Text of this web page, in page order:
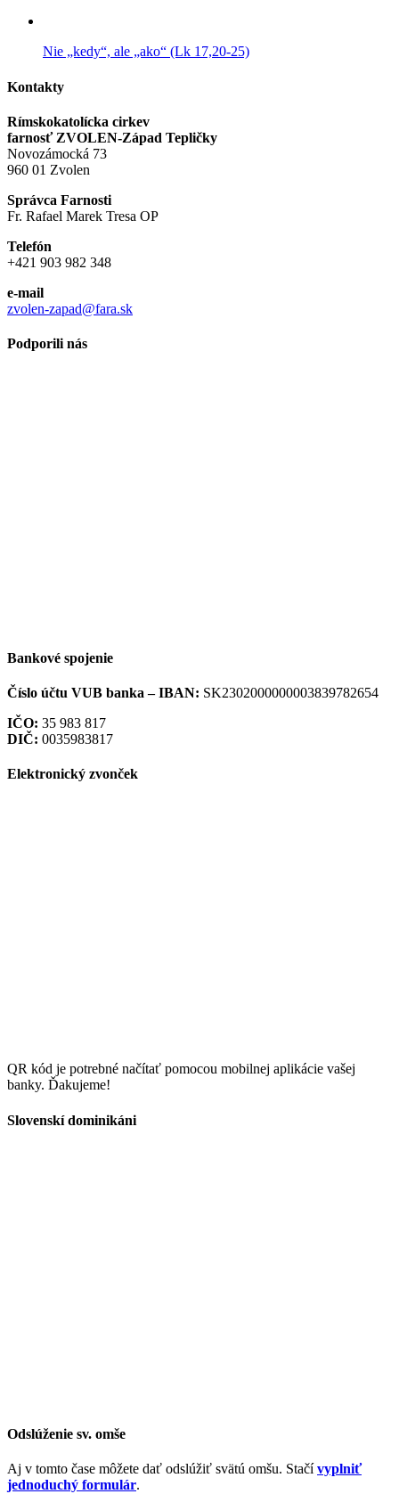
Nie „kedy“, ale „ako“ (Lk 17,20-25)
Kontakty
Rímskokatolícka cirkev
farnosť ZVOLEN-Západ Tepličky
Novozámocká 73
960 01 Zvolen
Správca Farnosti
Fr. Rafael Marek Tresa OP
Telefón
+421 903 982 348
e-mail
zvolen-zapad@fara.sk
Podporili nás
Bankové spojenie
Číslo účtu VUB banka –IBAN: SK2302000000003839782654
IČO: 35 983 817
DIČ: 0035983817
Elektronický zvonček
QR kód je potrebné načítať pomocou mobilnej aplikácie vašej
banky. Ďakujeme!
Slovenskí dominikáni
Odslúženie sv. omše
Aj v tomto čase môžete dať odslúžiť svätú omšu. Stačívyplniť
jednoduchý formulár.